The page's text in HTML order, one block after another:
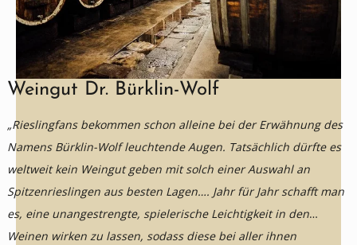
Weingut Dr. Bürklin-Wolf
„Rieslingfans bekommen schon alleine bei der Erwähnung des
Namens Bürklin-Wolf leuchtende Augen. Tatsächlich dürfte es
weltweit kein Weingut geben mit solch einer Auswahl an
Spitzenrieslingen aus besten Lagen…. Jahr für Jahr schafft man
es, eine unangestrengte, spielerische Leichtigkeit in den
Weinen wirken zu lassen, sodass diese bei aller ihnen